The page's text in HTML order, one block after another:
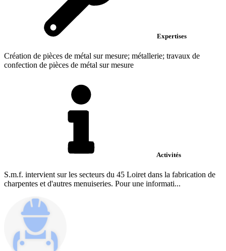
Expertises
Création de pièces de métal sur mesure; métallerie; travaux de
confection de pièces de métal sur mesure
Activités
S.m.f. intervient sur les secteurs du 45 Loiret dans la fabrication de
charpentes et d'autres menuiseries. Pour une informati...